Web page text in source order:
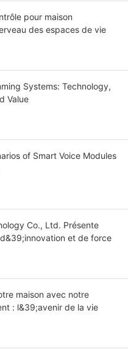
pour maison
des espaces de vie
Systems: Technology,
Value
of Smart Voice Modules
Co., Ltd. Présente
et de force
maison avec notre
: l&39;avenir de la vie